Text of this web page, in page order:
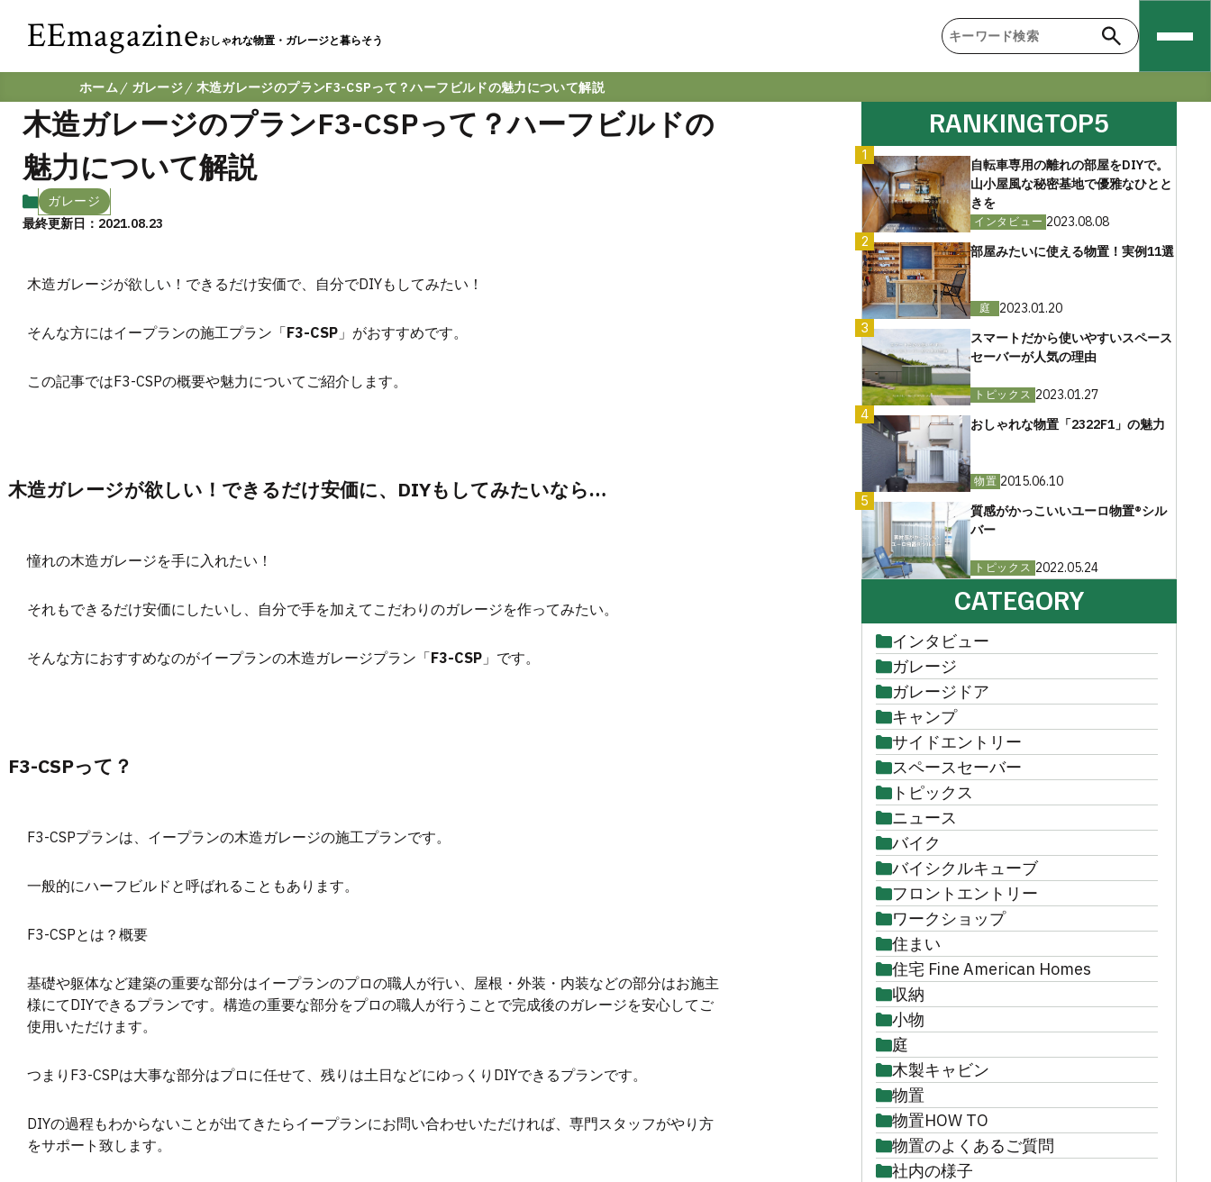
EEmagazine おしゃれな物置・ガレージと暮らそう
ホーム ガレージ 木造ガレージのプランF3-CSPって？ハーフビルドの魅力について解説
木造ガレージのプランF3-CSPって？ハーフビルドの
魅力について解説
ガレージ
最終更新日：2021.08.23
木造ガレージが欲しい！できるだけ安価で、自分でDIYもしてみたい！
そんな方にはイープランの施工プラン「F3-CSP 」がおすすめです。
この記事ではF3-CSPの概要や魅力についてご紹介します。
木造ガレージが欲しい！できるだけ安価に、DIYもしてみたいなら…
憧れの木造ガレージを手に入れたい！
それもできるだけ安価にしたいし、自分で手を加えてこだわりのガレージを作ってみたい。
そんな方におすすめなのがイープランの木造ガレージプラン「F3-CSP 」です。
F3-CSPって？
F3-CSPプランは、イープランの木造ガレージの施工プランです。
一般的にハーフビルドと呼ばれることもあります。
F3-CSPとは？概要
基礎や躯体など建築の重要な部分はイープランのプロの職人が行い、屋根・外装・内装などの部分はお施主
様にてDIYできるプランです。構造の重要な部分をプロの職人が行うことで完成後のガレージを安心してご
使用いただけます。
つまりF3-CSPは大事な部分はプロに任せて、残りは土日などにゆっくりDIYできるプランです。
DIYの過程もわからないことが出てきたらイープランにお問い合わせいただければ、専門スタッフがやり方
をサポート致します。
RANKINGTOP5
1
自転車専用の離れの部屋をDIYで。
山小屋風な秘密基地で優雅なひとと
きを
インタビュー 2023.08.08
2
部屋みたいに使える物置！実例11選
庭
2023.01.20
3
スマートだから使いやすいスペース
セーバーが人気の理由
トピックス 2023.01.27
4
おしゃれな物置「2322F1」の魅力
物置 2015.06.10
5
質感がかっこいいユーロ物置®︎シル
バー
トピックス 2022.05.24
CATEGORY
インタビュー
ガレージ
ガレージドア
キャンプ
サイドエントリー
スペースセーバー
トピックス
ニュース
バイク
バイシクルキューブ
フロントエントリー
ワークショップ
住まい
住宅 Fine American Homes
収納
小物
庭
木製キャビン
物置
物置HOW TO
物置のよくあるご質問
社内の様子